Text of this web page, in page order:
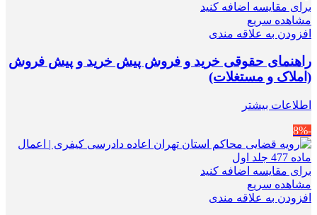
برای مقایسه اضافه کنید
مشاهده سریع
افزودن به علاقه مندی
راهنمای حقوقی خرید و فروش پیش خرید و پیش فروش
(املاک و مستغلات)
اطلاعات بیشتر
-8%
برای مقایسه اضافه کنید
مشاهده سریع
افزودن به علاقه مندی